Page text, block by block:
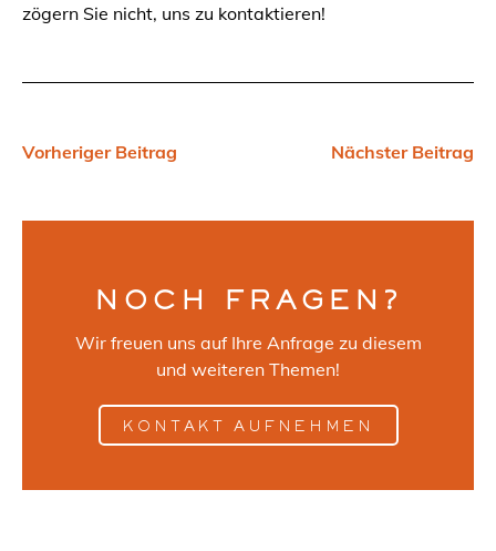
zögern Sie nicht, uns zu kontaktieren!
Vorheriger Beitrag Nächster Beitrag
NOCH FRAGEN?
Wir freuen uns auf Ihre Anfrage zu diesem
und weiteren Themen!
KONTAKT AUFNEHMEN